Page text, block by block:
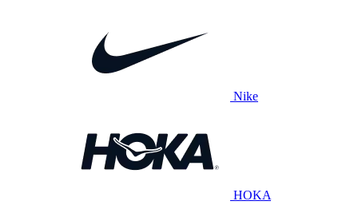
Nike
HOKA